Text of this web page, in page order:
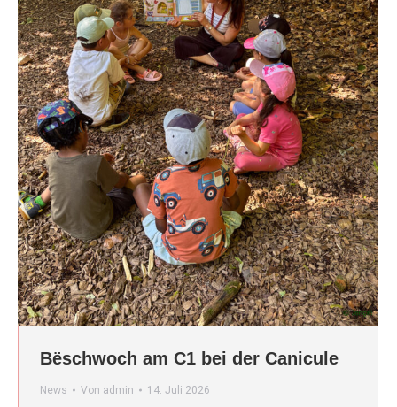
Bëschwoch am C1 bei der Canicule
News Von admin 14. Juli 2026